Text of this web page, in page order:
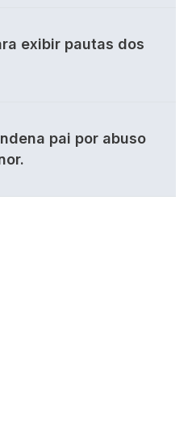
exibir pautas dos
pai por abuso